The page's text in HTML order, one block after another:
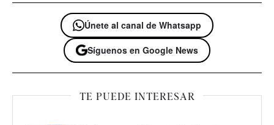
Únete al canal de Whatsapp
Síguenos en Google News
TE PUEDE INTERESAR